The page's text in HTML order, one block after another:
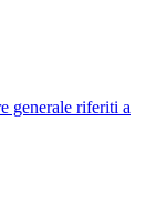
generale riferiti a